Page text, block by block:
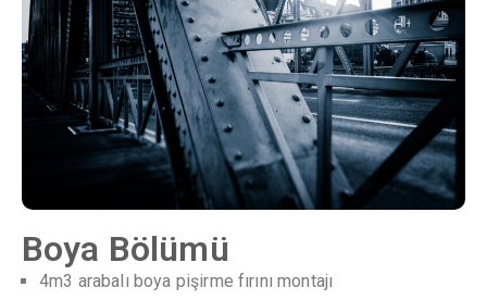
Boya Bölümü
4m3 arabalı boya pişirme fırını montajı